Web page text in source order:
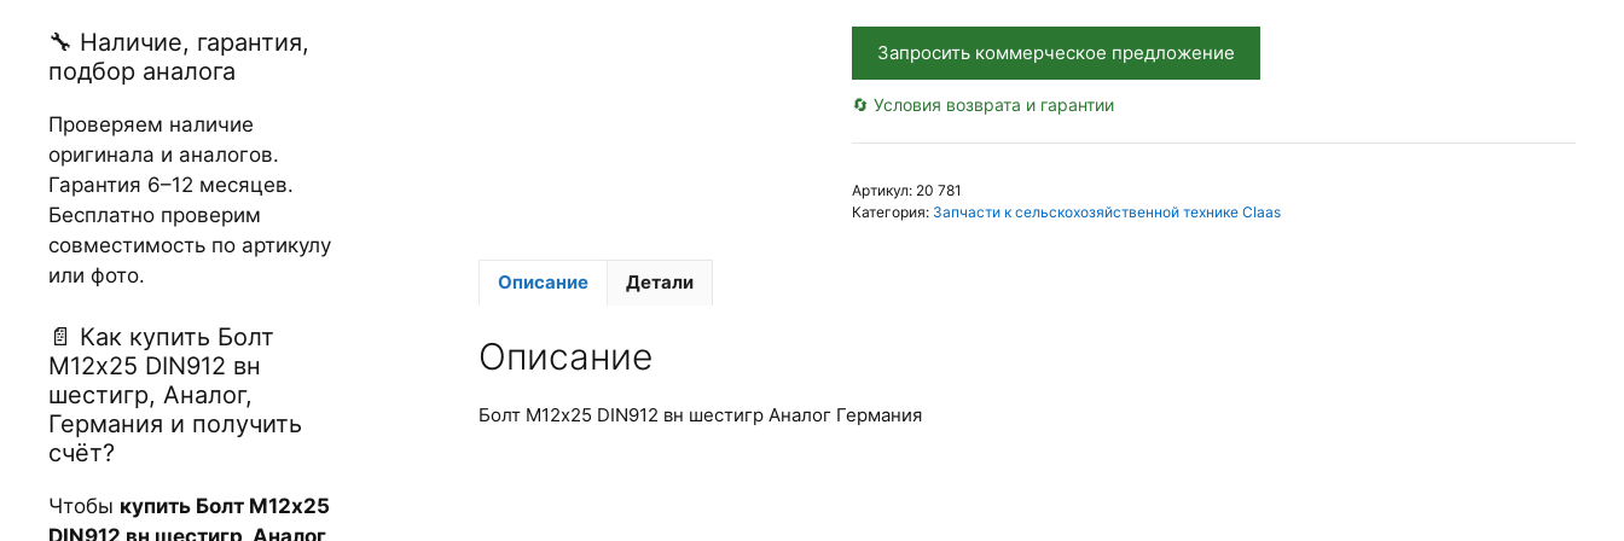
Запросить коммерческое предложение
🔄 Условия возврата и гарантии
Артикул: 20 781
Категория: Запчасти к сельскохозяйственной технике Claas
Описание Детали
Описание
Болт М12х25 DIN912 вн шестигр Аналог Германия
🔧 Наличие, гарантия,
подбор аналога
Проверяем наличие
оригинала и аналогов.
Гарантия 6–12 месяцев.
Бесплатно проверим
совместимость по артикулу
или фото.
📄 Как купить Болт
М12х25 DIN912 вн
шестигр, Аналог,
Германия и получить
счёт?
Чтобы купить Болт М12х25
DIN912 вн шестигр, Аналог,